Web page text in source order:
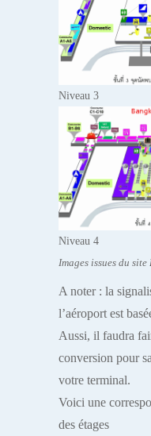
Niveau 3
Niveau 4
Images issues du site
A noter : la
l’aéroport est
Aussi, il faudra
conversion pour
votre terminal.
Voici une
des étages